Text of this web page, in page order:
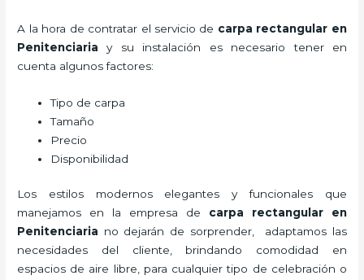
A la hora de contratar el servicio de carpa rectangular en
Penitenciaria y su instalación es necesario tener en
cuenta algunos factores:
Tipo de carpa
Tamaño
Precio
Disponibilidad
Los estilos modernos elegantes y funcionales que
manejamos en la empresa de carpa rectangularen
Penitenciaria no dejarán de sorprender, adaptamos las
necesidades del cliente, brindando comodidad en
espacios de aire libre, para cualquier tipo de celebración o